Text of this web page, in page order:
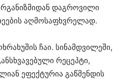
დაგროვილი
აღმოსაფხვრელად.
ჩაი. სინამდვილეში,
რეცეპტი,
ეფექტურია გაწმენდის